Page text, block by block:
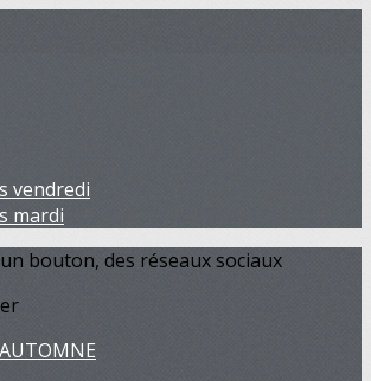
vendredi
mardi
bouton, des réseaux sociaux